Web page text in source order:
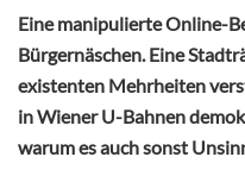
Eine manipulierte Online-
Bürgernäschen. Eine
existenten Mehrheiten
in Wiener U-Bahnen
warum es auch sonst